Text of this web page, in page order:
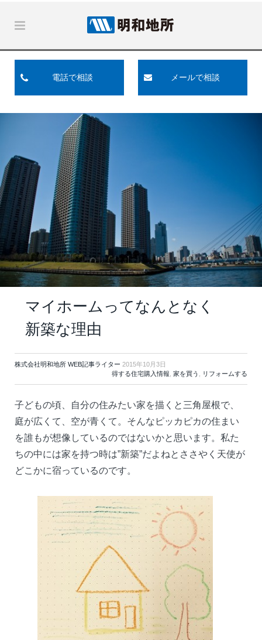
電話で相談 メールで相談
マイホームってなんとなく
新築な理由
株式会社明和地所 WEB記事ライター 2015年10月3日
得する住宅購入情報 家を買う リフォームする
子どもの頃、自分の住みたい家を描くと三角屋根で、
庭が広くて、空が青くて。そんなピッカピカの住まい
を誰もが想像しているのではないかと思います。私た
ちの中には家を持つ時は”新築”だよねとささやく天使が
どこかに宿っているのです。